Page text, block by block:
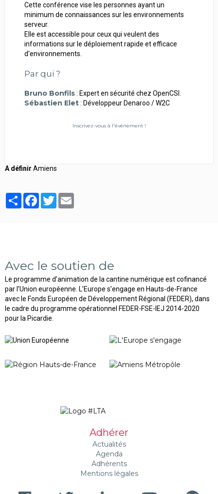
Cette conférence vise les personnes ayant un
minimum de connaissances sur les environnements
serveur.
Elle est accessible pour ceux qui veulent des
informations sur le déploiement rapide et efficace
d'environnements.
Par qui ?
Bruno Bonfils: Expert en sécurité chez OpenCSI.
Sébastien Elet: Développeur Denaroo / W2C
Inscrivez-vous à l'événement !
A définir Amiens
PartagerFacebook
Twitter
Avec le soutien de
Le programme d’animation de la cantine numérique est cofinancé
par l’Union européenne. L’Europe s’engage en Hauts-de-France
avec le Fonds Européen de Développement Régional (FEDER), dans
le cadre du programme opérationnel FEDER-FSE-IEJ 2014-2020
pour la Picardie.
Adhérer
Actualités
Agenda
Adhérents
Mentions légales